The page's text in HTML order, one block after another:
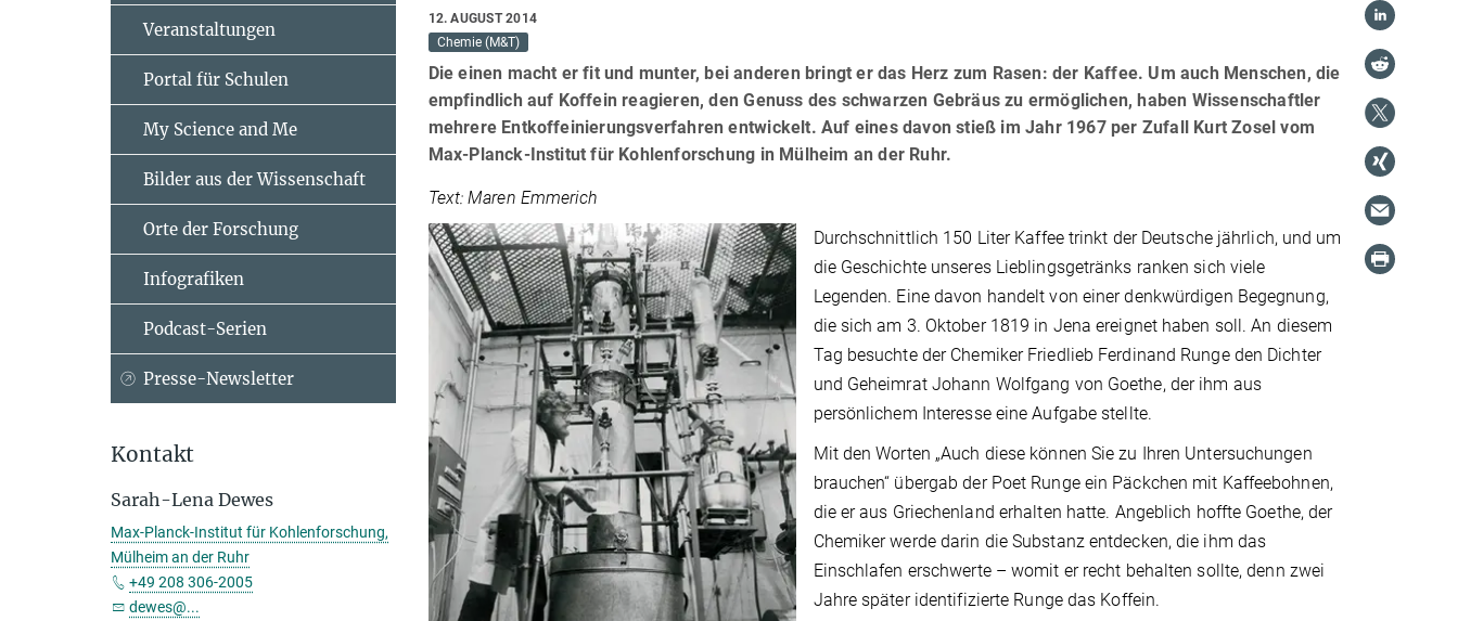
12. AUGUST 2014
Chemie (M&T)
Die einen macht er fit und munter, bei anderen bringt er das Herz zum Rasen: der Kaffee. Um auch Menschen, die
empfindlich auf Koffein reagieren, den Genuss des schwarzen Gebräus zu ermöglichen, haben Wissenschaftler
mehrere Entkoffeinierungsverfahren entwickelt. Auf eines davon stieß im Jahr 1967 per Zufall Kurt Zosel vom
Max-Planck-Institut für Kohlenforschung in Mülheim an der Ruhr.
Text: Maren Emmerich
Durchschnittlich 150 Liter Kaffee trinkt der Deutsche jährlich, und um
die Geschichte unseres Lieblingsgetränks ranken sich viele
Legenden. Eine davon handelt von einer denkwürdigen Begegnung,
die sich am 3. Oktober 1819 in Jena ereignet haben soll. An diesem
Tag besuchte der Chemiker Friedlieb Ferdinand Runge den Dichter
und Geheimrat Johann Wolfgang von Goethe, der ihm aus
persönlichem Interesse eine Aufgabe stellte.
Mit den Worten „Auch diese können Sie zu Ihren Untersuchungen
brauchen“ übergab der Poet Runge ein Päckchen mit Kaffeebohnen,
die er aus Griechenland erhalten hatte. Angeblich hoffte Goethe, der
Chemiker werde darin die Substanz entdecken, die ihm das
Einschlafen erschwerte – womit er recht behalten sollte, denn zwei
Jahre später identifizierte Runge das Koffein.
Veranstaltungen
Portal für Schulen
My Science and Me
Bilder aus der Wissenschaft
Orte der Forschung
Infografiken
Podcast-Serien
Presse-Newsletter
Kontakt
Sarah-Lena Dewes
Max-Planck-Institut für Kohlenforschung,
Mülheim an der Ruhr
+49 208 306-2005
dewes@...